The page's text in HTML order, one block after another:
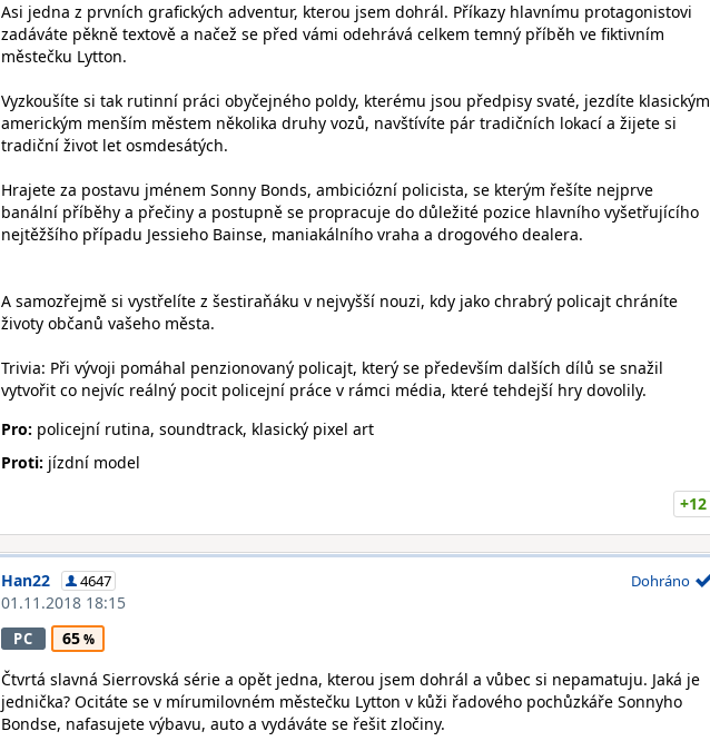
Asi jedna z prvních grafických adventur, kterou jsem dohrál. Příkazy hlavnímu protagonistovi
zadáváte pěkně textově a načež se před vámi odehrává celkem temný příběh ve fiktivním
městečku Lytton.
Vyzkoušíte si tak rutinní práci obyčejného poldy, kterému jsou předpisy svaté, jezdíte klasickým
americkým menším městem několika druhy vozů, navštívíte pár tradičních lokací a žijete si
tradiční život let osmdesátých.
Hrajete za postavu jménem Sonny Bonds, ambiciózní policista, se kterým řešíte nejprve
banální příběhy a přečiny a postupně se propracuje do důležité pozice hlavního vyšetřujícího
nejtěžšího případu Jessieho Bainse, maniakálního vraha a drogového dealera.
A samozřejmě si vystřelíte z šestiraňáku v nejvyšší nouzi, kdy jako chrabrý policajt chráníte
životy občanů vašeho města.
Trivia: Při vývoji pomáhal penzionovaný policajt, který se především dalších dílů se snažil
vytvořit co nejvíc reálný pocit policejní práce v rámci média, které tehdejší hry dovolily.
Pro: policejní rutina, soundtrack, klasický pixel art
Proti: jízdní model
+12
Han22 4647
01.11.2018 18:15
Dohráno
PC
65
Čtvrtá slavná Sierrovská série a opět jedna, kterou jsem dohrál a vůbec si nepamatuju. Jaká je
jednička? Ocitáte se v mírumilovném městečku Lytton v kůži řadového pochůzkáře Sonnyho
Bondse, nafasujete výbavu, auto a vydáváte se řešit zločiny.